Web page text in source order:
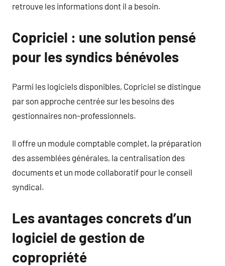
retrouve les informations dont il a besoin.
Copriciel : une solution pensé
pour les syndics bénévoles
Parmi les logiciels disponibles, Copriciel se distingue
par son approche centrée sur les besoins des
gestionnaires non-professionnels.
Il offre un module comptable complet, la préparation
des assemblées générales, la centralisation des
documents et un mode collaboratif pour le conseil
syndical.
Les avantages concrets d’un
logiciel de gestion de
copropriété